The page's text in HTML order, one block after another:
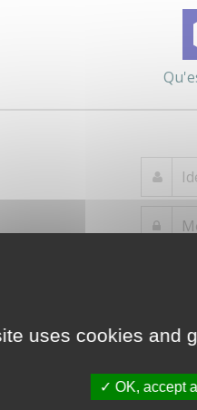
uses cookies and
OK, accept all